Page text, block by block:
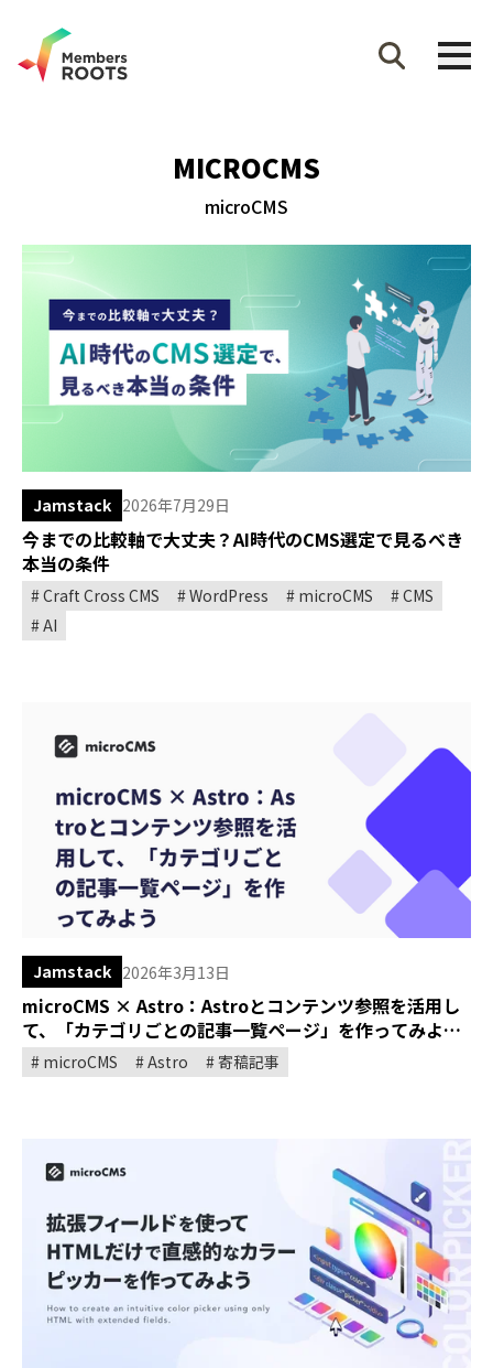
MICROCMS
microCMS
Jamstack 2026年7月29日
今までの比較軸で大丈夫？AI時代のCMS選定で見るべき
本当の条件
Craft Cross CMS WordPress microCMS
CMS
AI
Jamstack 2026年3月13日
microCMS × Astro：Astroとコンテンツ参照を活用し
て、「カテゴリごとの記事一覧ページ」を作ってみよう
microCMS Astro 寄稿記事